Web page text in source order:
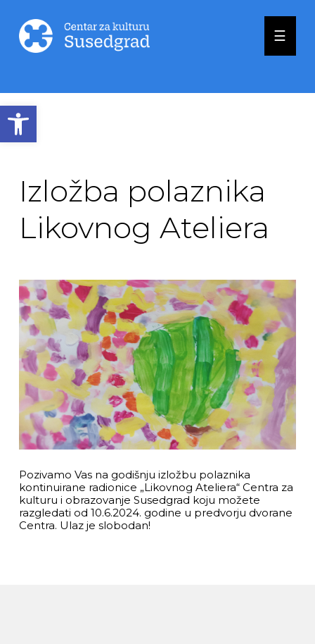
Open toolbar
☰
Izložba polaznika
Likovnog Ateliera
Pozivamo Vas na godišnju izložbu polaznika
kontinuirane radionice „Likovnog Ateliera“ Centra za
kulturu i obrazovanje Susedgrad koju možete
razgledati od 10.6.2024. godine u predvorju dvorane
Centra. Ulaz je slobodan!